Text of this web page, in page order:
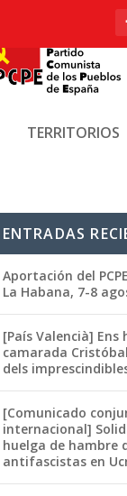
TERRITORIOS
ENTRADAS
Aportación del
La Habana, 7-8
[País Valencià] Ens
camarada
dels
[Comunicado
internacional]
huelga de hambre
antifascistas en